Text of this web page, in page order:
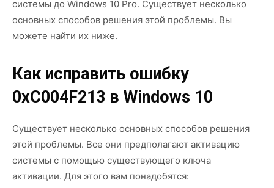
системы до Windows 10 Pro. Существует несколько
основных способов решения этой проблемы. Вы
можете найти их ниже.
Как исправить ошибку
0xC004F213 в Windows 10
Существует несколько основных способов решения
этой проблемы. Все они предполагают активацию
системы с помощью существующего ключа
активации. Для этого вам понадобятся: